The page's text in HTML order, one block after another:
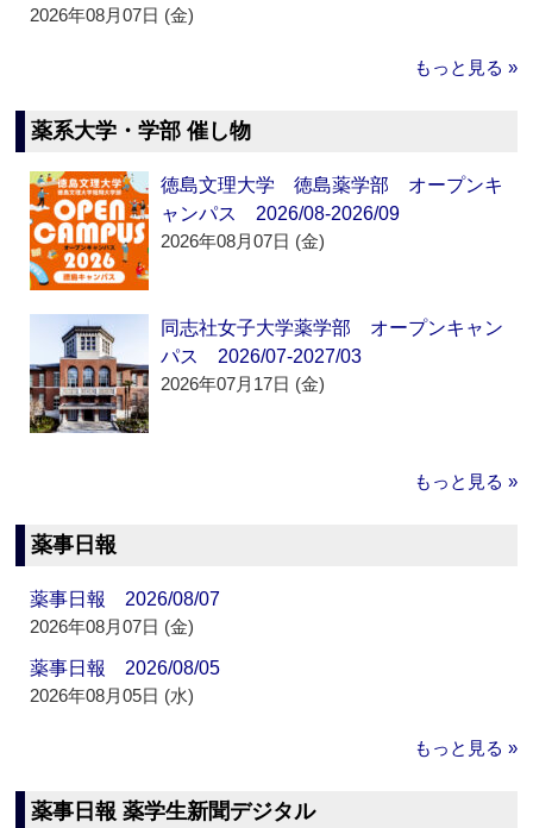
2026年08月07日 (金)
もっと見る »
薬系大学・学部 催し物
徳島文理大学 徳島薬学部 オープンキ
ャンパス 2026/08-2026/09
2026年08月07日 (金)
同志社女子大学薬学部 オープンキャン
パス 2026/07-2027/03
2026年07月17日 (金)
もっと見る »
薬事日報
薬事日報 2026/08/07
2026年08月07日 (金)
薬事日報 2026/08/05
2026年08月05日 (水)
もっと見る »
薬事日報 薬学生新聞デジタル